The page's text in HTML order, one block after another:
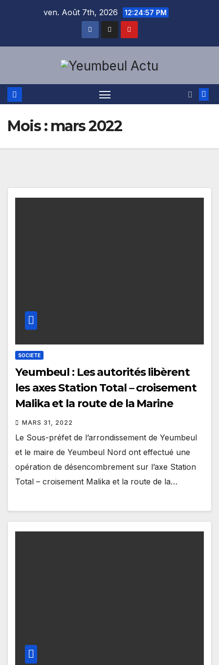
ven. Août 7th, 2026 12:24:58 PM
Mois : mars 2022
SOCIETE
Yeumbeul : Les autorités libèrent
les axes Station Total – croisement
Malika et la route de la Marine
MARS 31, 2022
Le Sous-préfet de l’arrondissement de Yeumbeul
et le maire de Yeumbeul Nord ont effectué une
opération de désencombrement sur l’axe Station
Total – croisement Malika et la route de la…